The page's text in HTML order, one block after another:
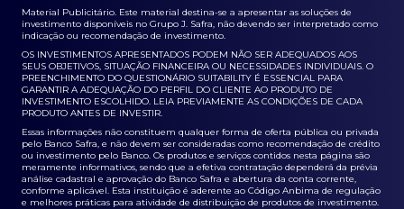
Material Publicitário. Este material destina-se a apresentar as soluções de
investimento disponíveis no Grupo J. Safra, não devendo ser interpretado como
indicação ou recomendação de investimento.
OS INVESTIMENTOS APRESENTADOS PODEM NÃO SER ADEQUADOS AOS
SEUS OBJETIVOS, SITUAÇÃO FINANCEIRA OU NECESSIDADES INDIVIDUAIS. O
PREENCHIMENTO DO QUESTIONÁRIO SUITABILITY É ESSENCIAL PARA
GARANTIR A ADEQUAÇÃO DO PERFIL DO CLIENTE AO PRODUTO DE
INVESTIMENTO ESCOLHIDO. LEIA PREVIAMENTE AS CONDIÇÕES DE CADA
PRODUTO ANTES DE INVESTIR.
Essas informações não constituem qualquer forma de oferta pública ou privada
pelo Banco Safra, e não devem ser consideradas como recomendação de crédito
ou investimento pelo Banco. Os produtos e serviços contidos nesta página são
meramente informativos, sendo que a efetiva contratação dependerá da prévia
análise cadastral e aprovação do Banco Safra e abertura da conta corrente,
conforme aplicável. Esta instituição é aderente ao Código Anbima de regulação
e melhores práticas para atividade de distribuição de produtos de investimento.